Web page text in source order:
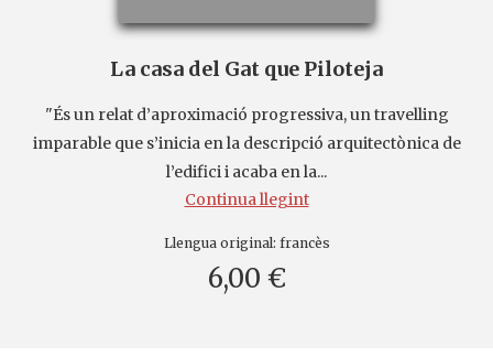
La casa del Gat que Piloteja
"És un relat d’aproximació progressiva, un travelling
imparable que s’inicia en la descripció arquitectònica de
l’edifici i acaba en la...
Continua llegint
Llengua original: francès
6,00 €